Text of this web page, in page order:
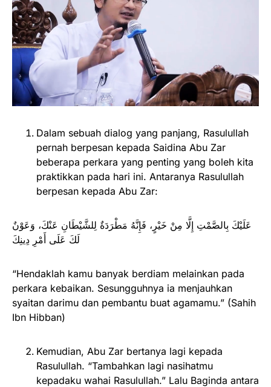
Dalam sebuah dialog yang panjang, Rasulullah
pernah berpesan kepada Saidina Abu Zar
beberapa perkara yang penting yang boleh kita
praktikkan pada hari ini. Antaranya Rasulullah
berpesan kepada Abu Zar:
عَلَيْكَ بِالصَّمْتِ إِلَّا مِنْ خَيْرٍ، فَإِنَّهُ مَطْرَدَةٌ لِلشَّيْطَانِ عَنْكَ، وَعَوْنٌ
لَكَ عَلَى أَمْرِ دِينِكَ
“Hendaklah kamu banyak berdiam melainkan pada
perkara kebaikan. Sesungguhnya ia menjauhkan
syaitan darimu dan pembantu buat agamamu.” (Sahih
Ibn Hibban)
Kemudian, Abu Zar bertanya lagi kepada
Rasulullah. “Tambahkan lagi nasihatmu
kepadaku wahai Rasulullah.” Lalu Baginda antara